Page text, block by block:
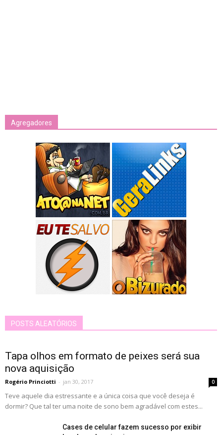
Agregadores
POSTS ALEATÓRIOS
Tapa olhos em formato de peixes será sua
nova aquisição
Rogério Princiotti - jan 30, 2017 0
Teve aquele dia estressante e a única coisa que você deseja é
dormir? Que tal ter uma noite de sono bem agradável com estes...
Cases de celular fazem sucesso por exibir